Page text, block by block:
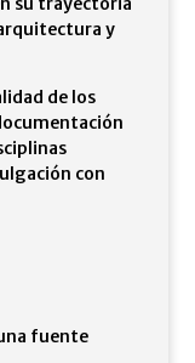
y
de los
con
fuente